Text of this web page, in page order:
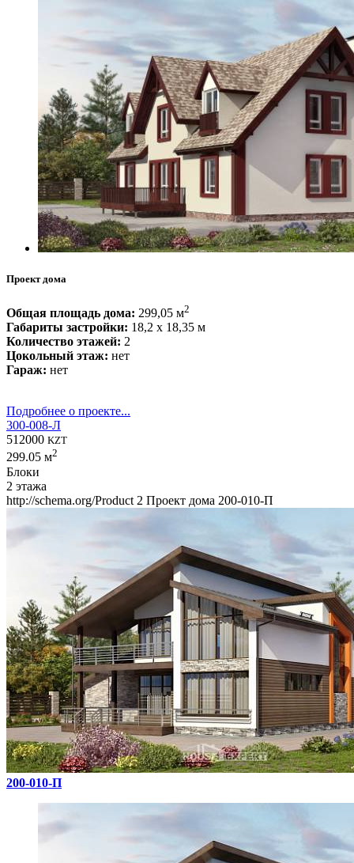
Проект дома
Общая площадь дома: 299,05 м2
Габариты застройки: 18,2 x 18,35 м
Количество этажей: 2
Цокольный этаж: нет
Гараж: нет
Подробнее о проекте...
300-008-Л
512000 KZT
299.05 м2
Блоки
2 этажа
http://schema.org/Product 2 Проект дома 200-010-П
200-010-П